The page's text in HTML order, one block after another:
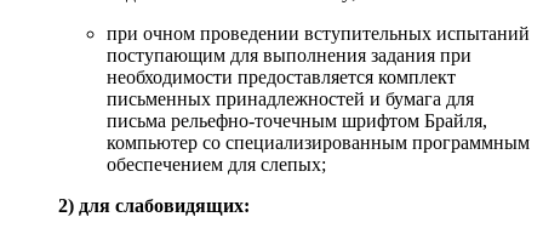
при очном проведении вступительных испытаний
поступающим для выполнения задания при
необходимости предоставляется комплект
письменных принадлежностей и бумага для
письма рельефно-точечным шрифтом Брайля,
компьютер со специализированным программным
обеспечением для слепых;
2) для слабовидящих: